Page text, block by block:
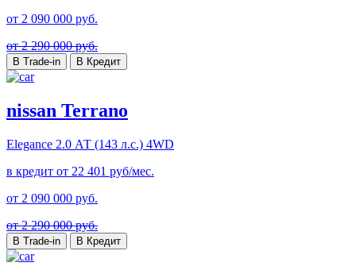
от 2 090 000 руб.
от 2 290 000 руб.
В Trade-in В Кредит
nissan Terrano
Elegance 2.0 АТ (143 л.с.) 4WD
в кредит от 22 401 руб/мес.
от 2 090 000 руб.
от 2 290 000 руб.
В Trade-in В Кредит